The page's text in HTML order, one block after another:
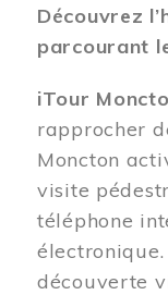
Découvrez
parcourant
iTour
rapprocher
Moncton
visite
téléphone
découverte